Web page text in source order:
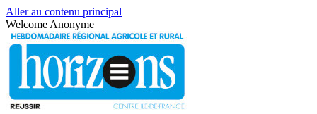
Aller au contenu principal
Welcome Anonyme